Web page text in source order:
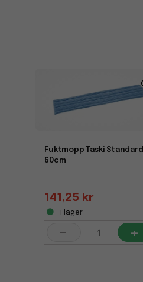
Fuktmopp Taski Standard
60cm
141,25 kr
i lager
- +